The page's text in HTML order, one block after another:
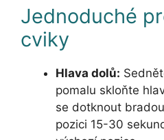
Jednoduché
cviky
Hlava dolů:
pomalu skloňte
se dotknout
pozici 15-30